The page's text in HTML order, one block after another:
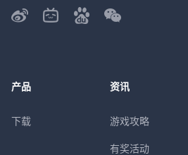
产品
下载
资讯
游戏攻略
有奖活动